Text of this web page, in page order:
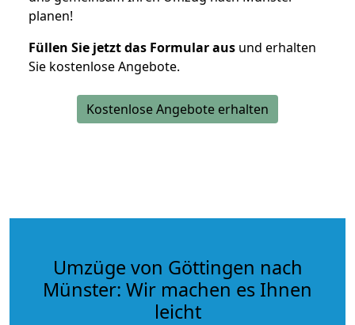
planen!
Füllen Sie jetzt das Formular aus und erhalten
Sie kostenlose Angebote.
Kostenlose Angebote erhalten
Umzüge von Göttingen nach
Münster: Wir machen es Ihnen
leicht